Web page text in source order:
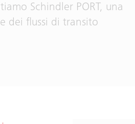
Schindler PORT, una
dei flussi di transito